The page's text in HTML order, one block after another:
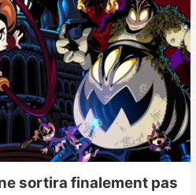
sortira finalement pas